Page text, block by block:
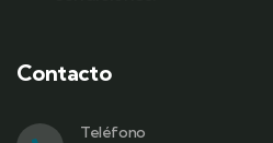
Contacto
Teléfono